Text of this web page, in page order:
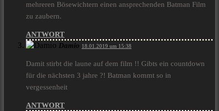
mehreren Bösewichtern einen ansprechenden Batman Film
zu zaubern.
ANTWORT
Damio 18.01.2019 um 15:38
Damit stirbt die laune auf dem film !! Gibts ein countdown
für die nächsten 3 jahre ?! Batman kommt so in
vergessenheit
ANTWORT